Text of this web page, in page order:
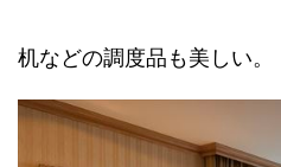
机などの調度品も美しい。